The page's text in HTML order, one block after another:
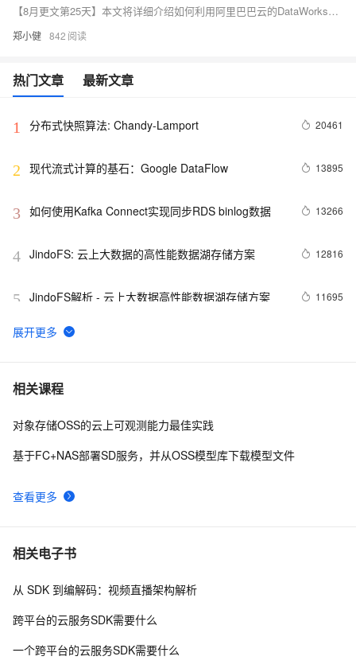
【8月更文第25天】本文将详细介绍如何利用阿里巴巴云的DataWorks平台构建一个智能、灵活、可扩展的数据湖存储体系，以帮助企业实现数据驱动的业务转型。我们将通过具体的案例和技术实践来展示DataWorks如何集成各种数据源，并通过数据湖进行高级分析和挖掘，最终基于数据洞察驱动业务增长和创新。
郑小健 842
热门文章 最新文章
1 分布式快照算法: Chandy-Lamport 20461
2 现代流式计算的基石：Google DataFlow 13895
3 如何使用Kafka Connect实现同步RDS binlog数据 13266
4 JindoFS: 云上大数据的高性能数据湖存储方案 12816
5 JindoFS解析 - 云上大数据高性能数据湖存储方案 11695
6 漫谈分布式计算框架
7 首次揭秘|为6.4亿人次出行提供无线网络的技术架构
8 JindoFS概述：云原生的大数据计算存储分离方案
相关课程
查看更多
对象存储OSS的云上可观测能力最佳实践
基于FC+NAS部署SD服务，并从OSS模型库下载模型文件
相关电子书
从 SDK 到编解码：视频直播架构解析
跨平台的云服务SDK需要什么
一个跨平台的云服务SDK需要什么